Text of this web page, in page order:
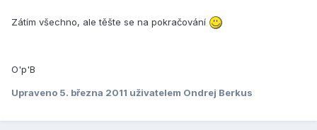
Zátím všechno, ale těšte se na pokračování
O'p'B
Upraveno 5. března 2011 uživatelem Ondrej Berkus